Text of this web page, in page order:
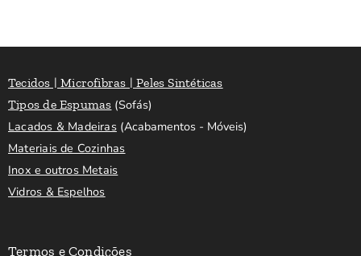
Tecidos | Microfibras | Peles Sintéticas
Tipos de Espumas (Sofás)
Lacados & Madeiras(Acabamentos - Móveis)
Materiais de Cozinhas
Inox e outros Metais
Vidros & Espelhos
Termos e Condições